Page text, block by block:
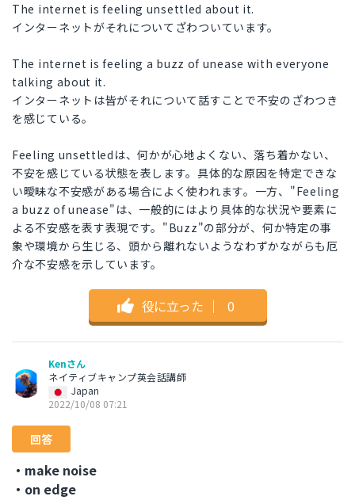
The internet is feeling unsettled about it.
インターネットがそれについてざわついています。
The internet is feeling a buzz of unease with everyone
talking about it.
インターネットは皆がそれについて話すことで不安のざわつき
を感じている。
Feeling unsettledは、何かが心地よくない、落ち着かない、
不安を感じている状態を表します。具体的な原因を特定できな
い曖昧な不安感がある場合によく使われます。一方、"Feeling
a buzz of unease"は、一般的にはより具体的な状況や要素に
よる不安感を表す表現です。"Buzz"の部分が、何か特定の事
象や環境から生じる、頭から離れないようなわずかながらも厄
介な不安感を示しています。
役に立った ｜ 0
Kenさん
ネイティブキャンプ英会話講師
Japan
2022/10/08 07:21
回答
・make noise
・on edge